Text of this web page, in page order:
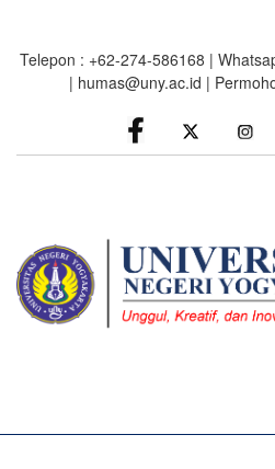
main
Telepon : +62-274-586168 |
| humas@uny.ac.id |
facebook